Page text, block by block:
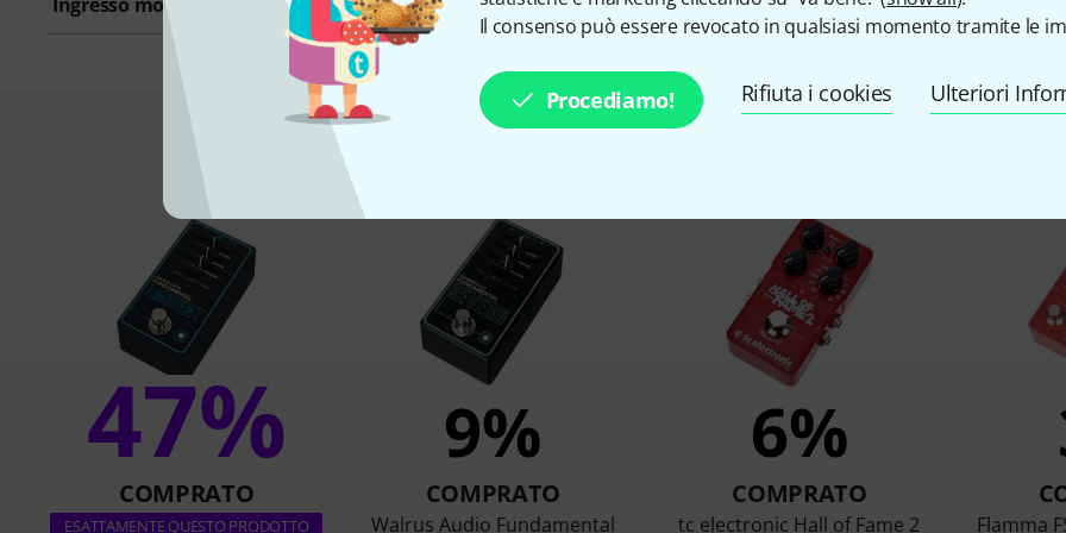
Il consenso può essere revocato in qualsiasi momento tramite le
Procediamo! Rifiuta i cookies Ulteriori
Ingresso mono / uscita mono
Comprati dai clienti che hanno visto
47%
COMPRATO
ESATTAMENTE QUESTO PRODOTTO
9%
COMPRATO
Walrus Audio Fundamental
6%
COMPRATO
tc electronic Hall of Fame 2 Flamma